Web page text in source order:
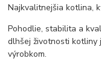
Najkvalitnejšia kotlina,
Pohodlie, stabilita a
dlhšej životnosti kotliny
výrobkom.